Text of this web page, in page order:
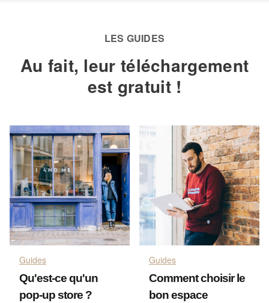
LES GUIDES
Au fait, leur téléchargement
est gratuit !
Guides
Qu'est-ce qu'un
pop-up store ?
Guides
Comment choisir le
bon espace